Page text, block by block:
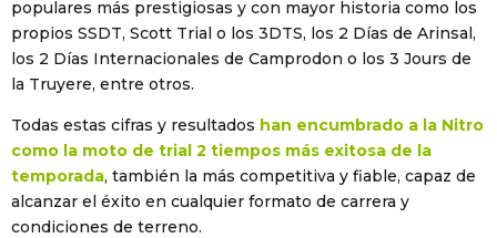
populares más prestigiosas y con mayor historia como los
propios SSDT, Scott Trial o los 3DTS, los 2 Días de Arinsal,
los 2 Días Internacionales de Camprodon o los 3 Jours de
la Truyere, entre otros.
Todas estas cifras y resultados han encumbrado a la Nitro
como la moto de trial 2 tiempos más exitosa de la
temporada, también la más competitiva y fiable, capaz de
alcanzar el éxito en cualquier formato de carrera y
condiciones de terreno.